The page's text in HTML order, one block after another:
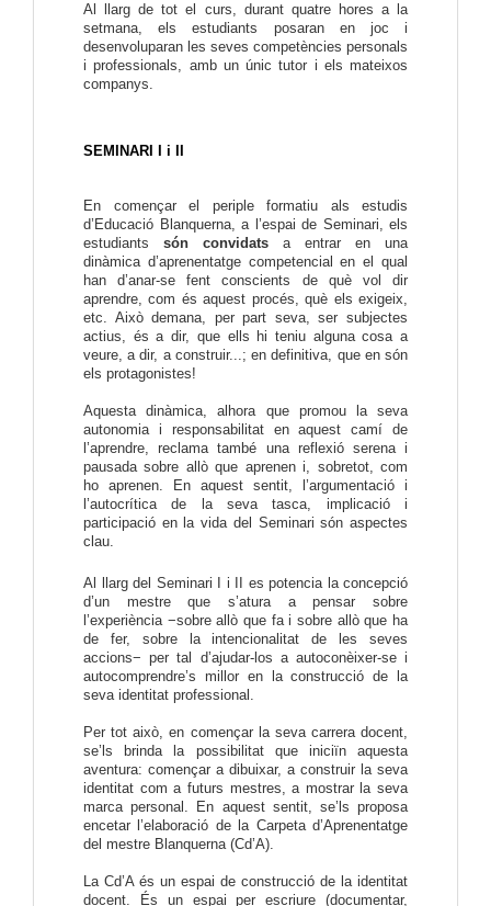
Al llarg de tot el curs, durant quatre hores a la
setmana, els estudiants posaran en joc i
desenvoluparan les seves competències personals
i professionals, amb un únic tutor i els mateixos
companys.
SEMINARI I i II
En començar el periple formatiu als estudis
d’Educació Blanquerna, a l’espai de Seminari, els
estudiants són convidats a entrar en una
dinàmica d’aprenentatge competencial en el qual
han d’anar-se fent conscients de què vol dir
aprendre, com és aquest procés, què els exigeix,
etc. Això demana, per part seva, ser subjectes
actius, és a dir, que ells hi teniu alguna cosa a
veure, a dir, a construir...; en definitiva, que en són
els protagonistes!
Aquesta dinàmica, alhora que promou la seva
autonomia i responsabilitat en aquest camí de
l’aprendre, reclama també una reflexió serena i
pausada sobre allò que aprenen i, sobretot, com
ho aprenen. En aquest sentit, l’argumentació i
l’autocrítica de la seva tasca, implicació i
participació en la vida del Seminari són aspectes
clau.
Al llarg del Seminari I i II es potencia la concepció
d’un mestre que s’atura a pensar sobre
l’experiència −sobre allò que fa i sobre allò que ha
de fer, sobre la intencionalitat de les seves
accions− per tal d’ajudar-los a autoconèixer-se i
autocomprendre’s millor en la construcció de la
seva identitat professional.
Per tot això, en començar la seva carrera docent,
se’ls brinda la possibilitat que iniciïn aquesta
aventura: començar a dibuixar, a construir la seva
identitat com a futurs mestres, a mostrar la seva
marca personal. En aquest sentit, se’ls proposa
encetar l’elaboració de la Carpeta d’Aprenentatge
del mestre Blanquerna (Cd’A).
La Cd’A és un espai de construcció de la identitat
docent. És un espai per escriure (documentar,